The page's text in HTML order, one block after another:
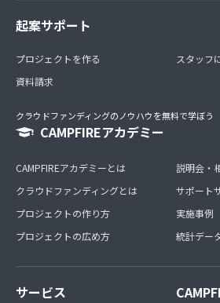
起案サポート
プロジェクトを作る
資料請求
スタッフ
クラウドファンディングのノウハウを無料で学ぼう
CAMPFIREアカデミー
CAMPFIREアカデミーとは
クラウドファンディングとは
プロジェクトの作り方
プロジェクトの広め方
説明会・
サポート
実施事例
統計デー
サービス